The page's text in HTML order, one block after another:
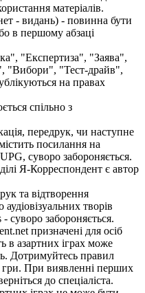
матеріалів.
- видань) - повинна бути
в першому абзаці
"Експертиза", "Заява",
"Вибори", "Тест-драйв",
на правах
спільно з
передрук, чи наступне
посилання на
суворо забороняється.
Я-Корреспондент є автор
та відтворення
творів
суворо забороняється.
призначені для осіб
в азартних іграх може
Дотримуйтесь правил
гри. При виявленні перших
до спеціаліста.